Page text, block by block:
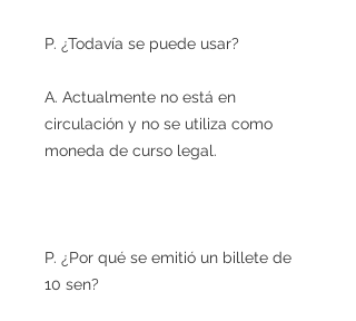
P. ¿Todavía se puede usar?
A. Actualmente no está en
circulación y no se utiliza como
moneda de curso legal.
P. ¿Por qué se emitió un billete de
10 sen?